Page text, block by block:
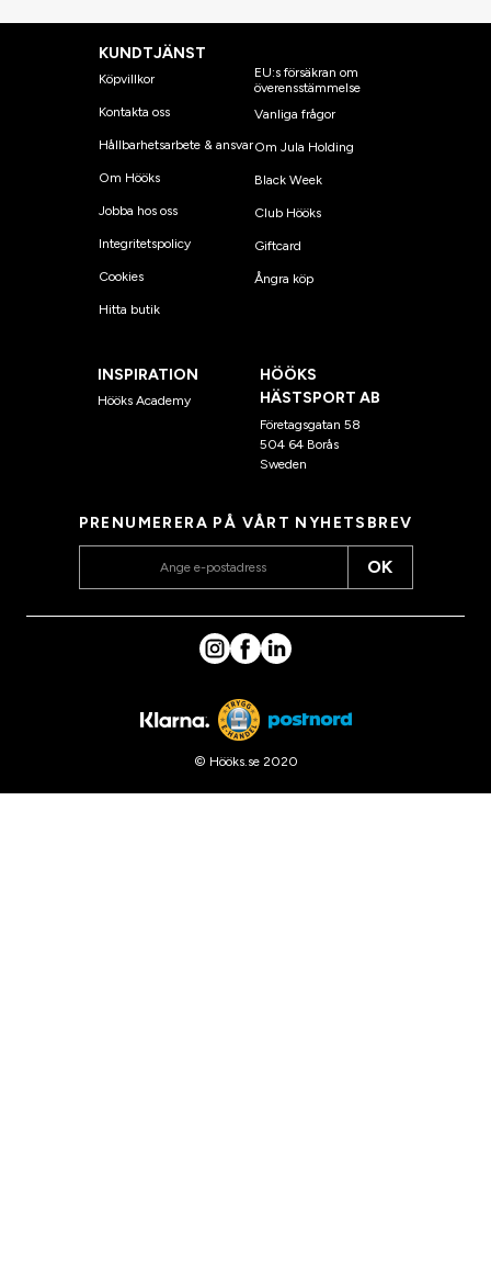
KUNDTJÄNST
Köpvillkor
Kontakta oss
Hållbarhetsarbete & ansvar
Om Hööks
Jobba hos oss
Integritetspolicy
Cookies
Hitta butik
EU:s försäkran om
överensstämmelse
Vanliga frågor
Om Jula Holding
Black Week
Club Hööks
Giftcard
Ångra köp
INSPIRATION
Hööks Academy
HÖÖKS
HÄSTSPORT AB
Företagsgatan 58
504 64 Borås
Sweden
PRENUMERERA PÅ VÅRT NYHETSBREV
OK
© Hööks.se 2020